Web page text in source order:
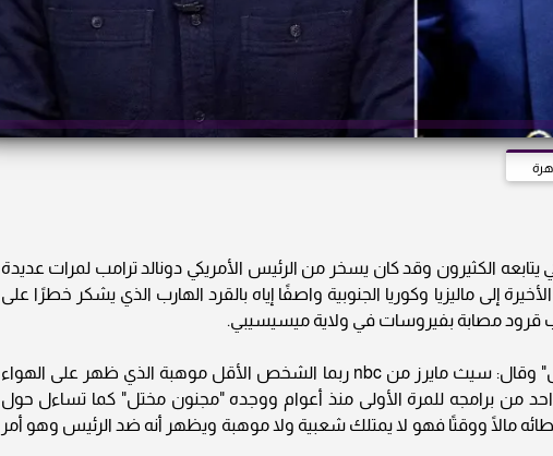
يتابعه الكثيرون وقد كان يسخر من الرئيس الأمريكي دونالد ترامب لمرات عديدة
إلى ماليزيا وكوريا الجنوبية واصفًا إياه بالقرد الهارب الذي يشكر خطرًا على
قرود مصابة بفيروسات في ولاية ميسيسيبي.
إلا أن ترامب رد عليه عبر "تروث سوشيال" وقال: سيث مايرز من nbc ربما الشخص الأقل موهبة الذي ظهر على الهواء
من برامجه للمرة الأولى منذ أعوام ووجده "مجنون مختل" كما تساءل حول
مالًا ووقتًا فهو لا يمتلك شعبية ولا موهبة ويظهر أنه ضد الرئيس وهو أمر